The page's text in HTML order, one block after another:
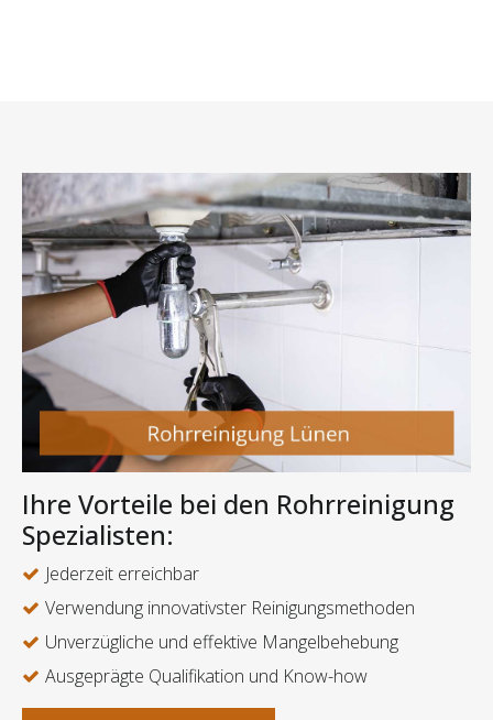
Ihre Vorteile bei den Rohrreinigung
Spezialisten:
Jederzeit erreichbar
Verwendung innovativster Reinigungsmethoden
Unverzügliche und effektive Mangelbehebung
Ausgeprägte Qualifikation und Know-how